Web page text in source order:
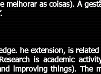
melhorar as coisas). A
he extension, is
is academic
improving things). The